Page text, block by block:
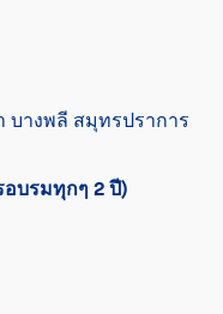
างพลี สมุทรปราการ
บรมทุกๆ 2 ปี)